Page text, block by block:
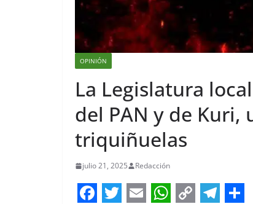
OPINIÓN
La Legislatura
del PAN y de
triquiñuelas
julio 21, 2025 Redacción